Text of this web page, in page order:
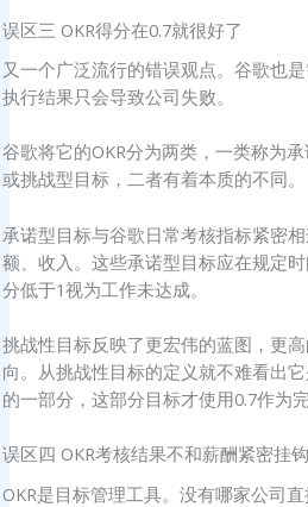
误区三 OKR得分在0.7就很好了
又一个广泛流行的错误观点。谷歌也
执行结果只会导致公司失败。
谷歌将它的OKR分为两类，一类称为
或挑战型目标，二者有着本质的不同。
承诺型目标与谷歌日常考核指标紧密
额、收入。这些承诺型目标应在规定
分低于1视为工作未达成。
挑战性目标反映了更宏伟的蓝图，更
向。从挑战性目标的定义就不难看出
的一部分，这部分目标才使用0.7作为
误区四 OKR考核结果不和薪酬紧密挂钩
OKR是目标管理工具。没有哪家公司